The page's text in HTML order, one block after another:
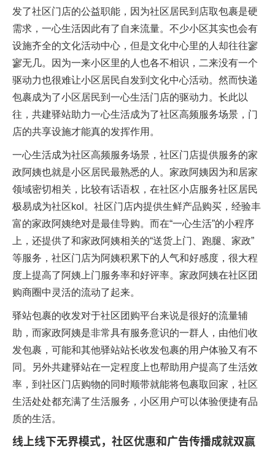
发了社区门店的公益职能，因为社区居民到店取包裹是硬
需求，一心生活因此有了自来流量。不少小区其实也会有
设施齐全的文化活动中心，但是文化中心里的人却往往寥
寥无几。因为一来小区里的人也各不相识，二来没有一个
驱动力也很难让小区居民自发到文化中心活动。然而快递
包裹成为了小区居民到一心生活门店的驱动力。长此以
往，共建驿站助力一心生活成为了社区高频服务场景，门
店的共享设施才能真的发挥作用。
一心生活成为社区高频服务场景，社区门店提供服务的家
政阿姨也就是小区居民最熟悉的人。家政阿姨因为和居家
领域密切相关，比较有话语权，在社区小店服务社区居民
极易成为社区kol。社区门店内提供生鲜产品购买，经验丰
富的家政阿姨绝对是最佳导购。而在“一心生活”的小程序
上，还提供了和家政阿姨相关的“送货上门、跑腿、家政”
等服务，社区门店为阿姨积累下的人气和好感度，很大程
度上提高了阿姨上门服务率和好评率。家政阿姨在社区团
购商圈中灵活的流动了起来。
驿站包裹的收发对于社区团购平台来说是很好的流量辅
助，而家政阿姨是非常具有服务意识的一群人，由他们收
发包裹，可能和其他驿站站长收发包裹的用户体验又有不
同。另外共建驿站在一定程度上也帮助用户提高了生活效
率，到社区门店购物的同时顺带就能将包裹取回家，社区
生活处处都充满了生活服务，小区用户可以体验便捷有品
质的生活。
线上线下无界模式，社区优惠和广告传播成就双赢